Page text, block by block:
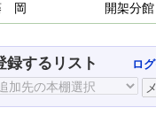
岡 開架分館
録するリスト ロ